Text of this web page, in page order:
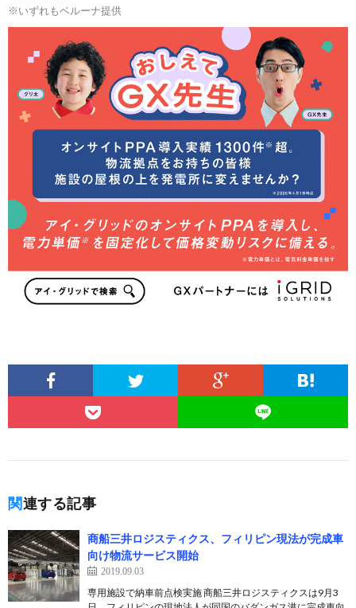
※いずれもベルーナ提供
関連する記事
商船三井ロジスティクス、フィリピン現法が完成車
向け物流サービス開始
2019.09.03
専用施設で納車前点検実施 商船三井ロジスティクスは9月3